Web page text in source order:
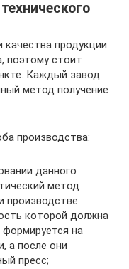
качества продукции
поэтому стоит
Каждый завод
метод получение
производства:
данного
метод
производстве
которой должна
на
а после они
пресс;